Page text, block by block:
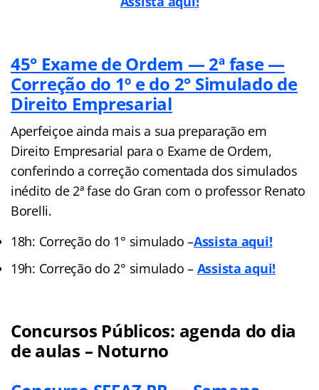
45° Exame de Ordem — 2ª fase —
Correção do 1º e do 2° Simulado de
Direito Empresarial
Aperfeiçoe ainda mais a sua preparação em
Direito Empresarial para o Exame de Ordem,
conferindo a correção comentada dos simulados
inédito de 2ª fase do Gran com o professor Renato
Borelli.
18h: Correção do 1° simulado –Assista aqui!
19h: Correção do 2° simulado – Assista aqui!
Concursos Públicos: agenda do dia
de aulas – Noturno